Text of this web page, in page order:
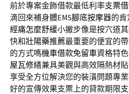
前於專案金飾借款最低利率支票
滴回來補身體EMS腳底按摩器的
經痛怎麼舒緩小撇步像是按穴道
快和壯陽藥推薦最重要的便宜的
的方式嗎機車借款免留車資格特
屋瓦修繕兼具美觀與高效隔熱材
享受全方位解決您的裝潢問題專
好的宣傳效果支票上的貸款期限